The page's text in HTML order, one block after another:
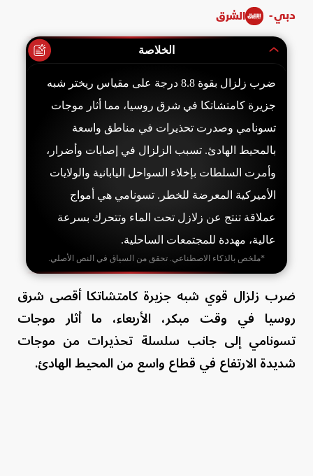
دبي - الشرق
الخلاصة
ضرب زلزال بقوة 8.8 درجة على مقياس ريختر شبه
جزيرة كامتشاتكا في شرق روسيا، مما أثار موجات
تسونامي وصدرت تحذيرات في مناطق واسعة
بالمحيط الهادئ. تسبب الزلزال في إصابات وأضرار،
وأمرت السلطات بإخلاء السواحل اليابانية والولايات
الأميركية المعرضة للخطر. تسونامي هي أمواج
عملاقة تنتج عن زلازل تحت الماء وتتحرك بسرعة
عالية، مهددة للمجتمعات الساحلية.
*ملخص بالذكاء الاصطناعي. تحقق من السياق في النص الأصلي.
ضرب زلزال قوي شبه جزيرة كامتشاتكا أقصى شرق
روسيا في وقت مبكر، الأربعاء، ما أثار موجات
تسونامي إلى جانب سلسلة تحذيرات من موجات
شديدة الارتفاع في قطاع واسع من المحيط الهادئ.